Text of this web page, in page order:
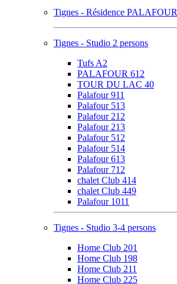
Tignes - Résidence PALAFOUR
Tignes - Studio 2 persons
Tufs A2
PALAFOUR 612
TOUR DU LAC 40
Palafour 911
Palafour 513
Palafour 212
Palafour 213
Palafour 512
Palafour 514
Palafour 613
Palafour 712
chalet Club 414
chalet Club 449
Palafour 1011
Tignes - Studio 3-4 persons
Home Club 201
Home Club 198
Home Club 211
Home Club 225